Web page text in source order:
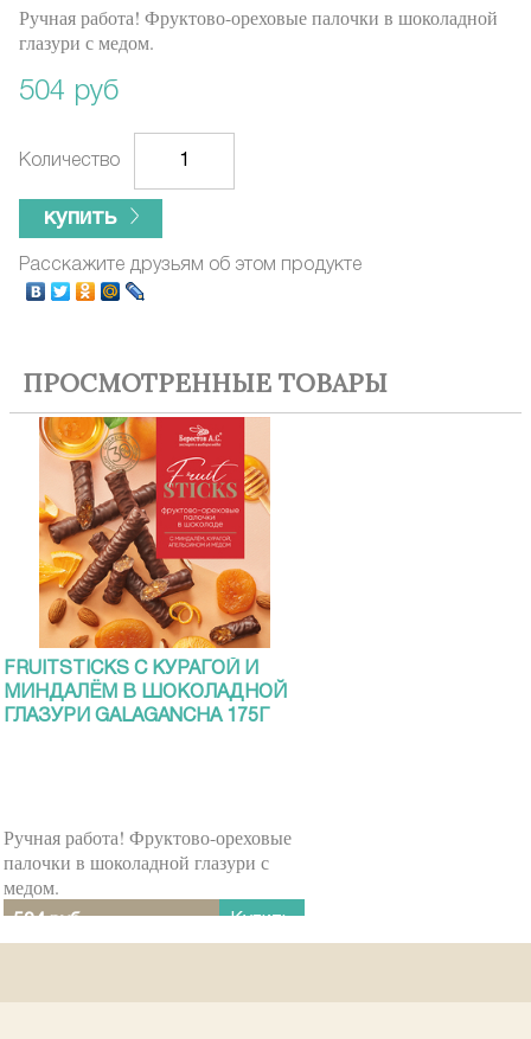
Ручная работа! Фруктово-ореховые палочки в шоколадной
глазури с медом.
504 руб
Количество
купить
Расскажите друзьям об этом продукте
ПРОСМОТРЕННЫЕ ТОВАРЫ
FRUITSTICKS С КУРАГОЙ И
МИНДАЛЁМ В ШОКОЛАДНОЙ
ГЛАЗУРИ GALAGANCHA 175Г
Ручная работа! Фруктово-ореховые
палочки в шоколадной глазури с
медом.
Купить